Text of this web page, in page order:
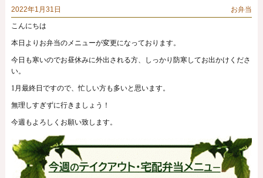
2022年1月31日
お弁当
こんにちは
本日よりお弁当のメニューが変更になっております。
今日も寒いのでお昼休みに外出される方、しっかり防寒してお出かけくださ
い。
1月最終日ですので、忙しい方も多いと思います。
無理しすぎずに行きましょう！
今週もよろしくお願い致します。